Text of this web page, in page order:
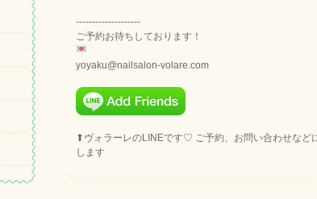
--------------------
ご予約お待ちしております！
yoyaku@nailsalon-volare.com
⬆︎ヴォラーレのLINEです♡ ご予約、お問い合わせなど
します